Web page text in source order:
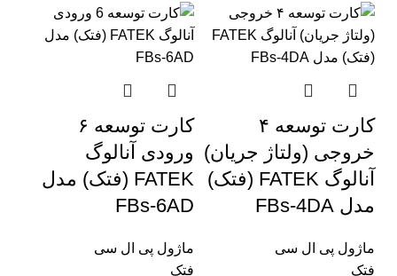
کارت توسعه ۴
خروجی (ولتاژ جریان)
آنالوگ FATEK (فتک)
مدل FBs-4DA
ماژول پی ال سی
فتک
کارت توسعه ۶
ورودی آنالوگ
FATEK (فتک) مدل
FBs-6AD
ماژول پی ال سی
فتک